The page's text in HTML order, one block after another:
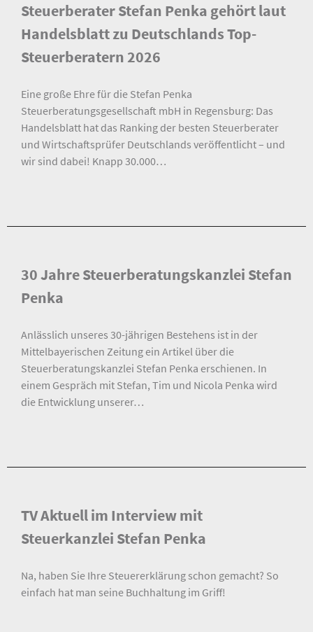
Steuerberater Stefan Penka gehört laut
Handelsblatt zu Deutschlands Top-
Steuerberatern 2026
Eine große Ehre für die Stefan Penka
Steuerberatungsgesellschaft mbH in Regensburg: Das
Handelsblatt hat das Ranking der besten Steuerberater
und Wirtschaftsprüfer Deutschlands veröffentlicht – und
wir sind dabei! Knapp 30.000…
30 Jahre Steuerberatungskanzlei Stefan
Penka
Anlässlich unseres 30-jährigen Bestehens ist in der
Mittelbayerischen Zeitung ein Artikel über die
Steuerberatungskanzlei Stefan Penka erschienen. In
einem Gespräch mit Stefan, Tim und Nicola Penka wird
die Entwicklung unserer…
TV Aktuell im Interview mit
Steuerkanzlei Stefan Penka
Na, haben Sie Ihre Steuererklärung schon gemacht? So
einfach hat man seine Buchhaltung im Griff!